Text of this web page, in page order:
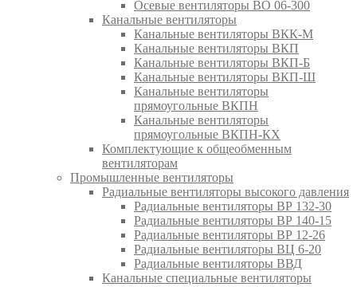
Осевые вентиляторы ВО 06-300
Канальные вентиляторы
Канальные вентиляторы ВКК-М
Канальные вентиляторы ВКП
Канальные вентиляторы ВКП-Б
Канальные вентиляторы ВКП-Ш
Канальные вентиляторы
прямоугольные ВКПН
Канальные вентиляторы
прямоугольные ВКПН-КХ
Комплектующие к общеобменным
вентиляторам
Промышленные вентиляторы
Радиальные вентиляторы высокого давления
Радиальные вентиляторы ВР 132-30
Радиальные вентиляторы ВР 140-15
Радиальные вентиляторы ВР 12-26
Радиальные вентиляторы ВЦ 6-20
Радиальные вентиляторы ВВД
Канальные специальные вентиляторы